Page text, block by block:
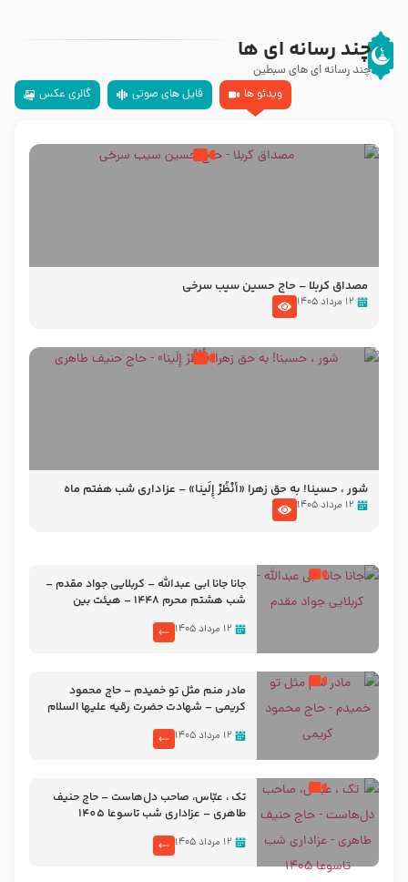
چند رسانه ای ها
چند رسانه ای های سبطین
ویدئو ها
فایل های صوتی گالری عکس
مصداق کربلا – حاج حسین سیب سرخی
۱۲ مرداد ۱۴۰۵
شور ، حسینا! به‌ حق زهرا «أُنْظُرْ إِلَینا» – عزاداری شب هفتم ماه
محرّم 1405
۱۲ مرداد ۱۴۰۵
جانا جانا ابی عبدالله – کربلایی جواد مقدم –
شب هشتم محرم 1448 – هیئت بین
۱۲ مرداد ۱۴۰۵
مادر منم مثل تو خمیدم – حاج محمود
کریمی – شهادت حضرت رقیه علیها السلام
۱۲ مرداد ۱۴۰۵
تک ، عبّاس، صاحب دل‌هاست – حاج حنیف
طاهری – عزاداری شب تاسوعا 1405
۱۲ مرداد ۱۴۰۵